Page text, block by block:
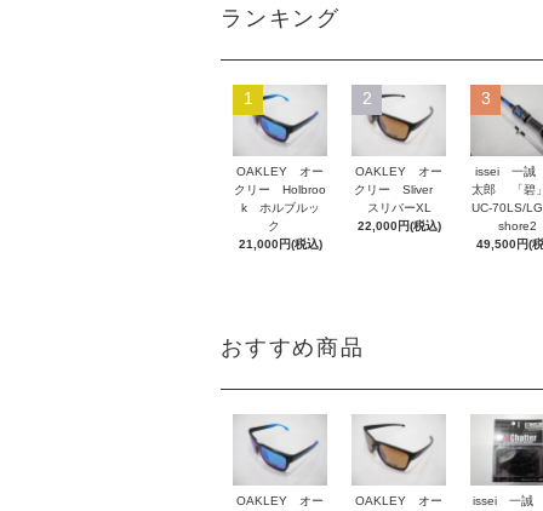
ランキング
1
OAKLEY オー
クリー Holbroo
k ホルブルッ
ク
21,000円(税込)
2
OAKLEY オー
クリー Sliver
スリバーXL
22,000円(税込)
3
issei 一誠
太郎 「碧
UC-70LS/
shore2
49,500円(
おすすめ商品
OAKLEY オー
OAKLEY オー
issei 一誠